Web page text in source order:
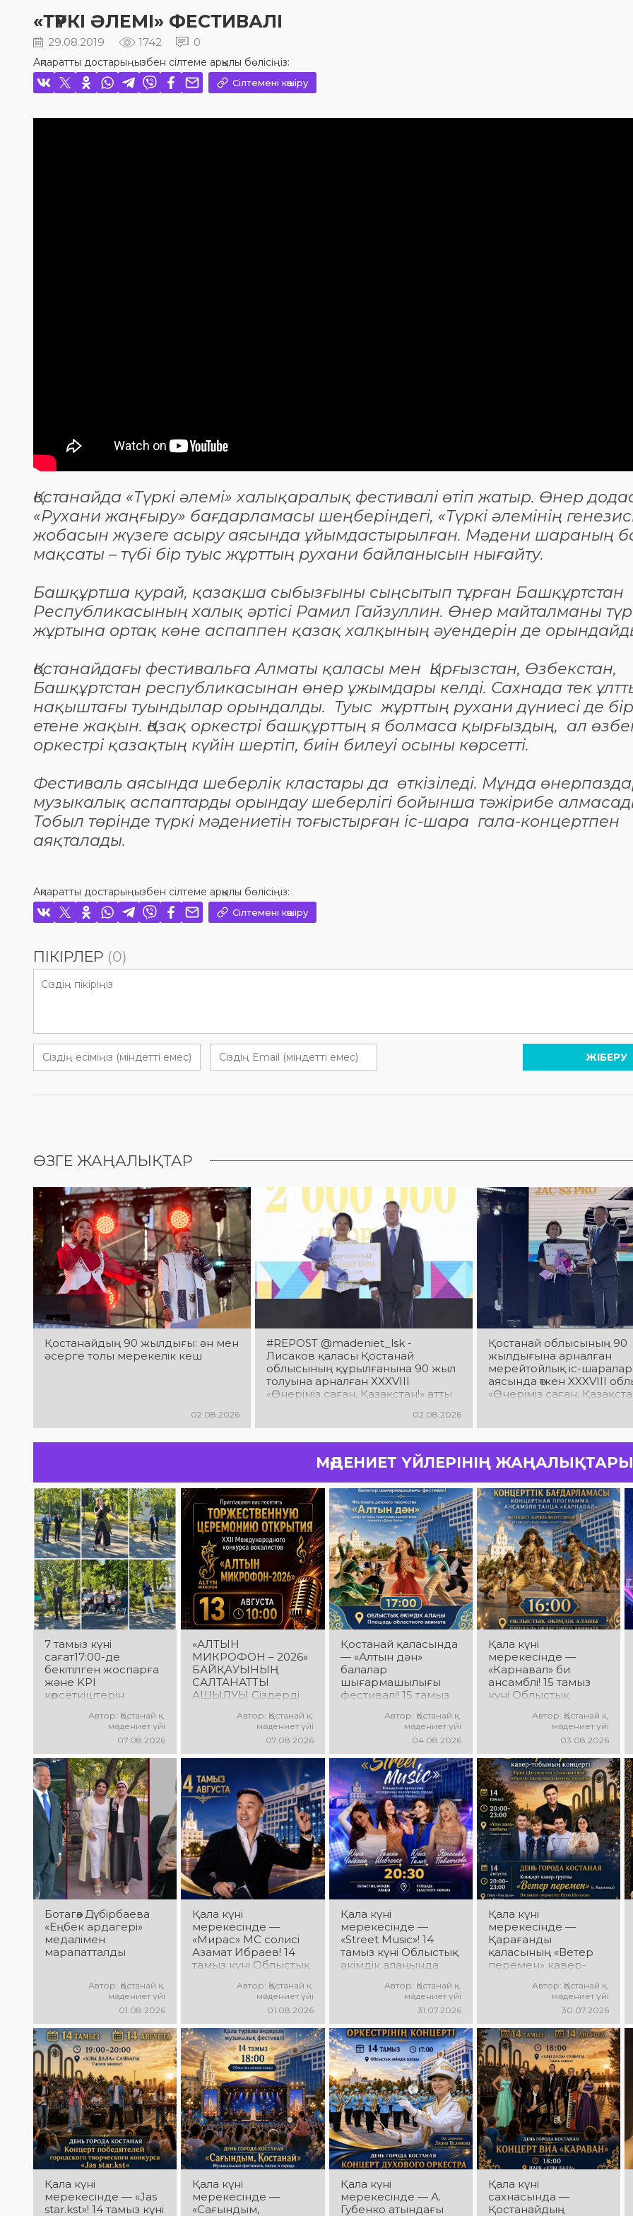
«ТҮРКІ ӘЛЕМІ» ФЕСТИВАЛІ
29.08.2019 1742 0
Ақпаратты достарыңызбен сілтеме арқылы бөлісіңіз:
Сілтемені көшіру
Қостанайда «Түркі әлемі» халықаралық фестивалі өтіп жатыр. Өнер
«Рухани жаңғыру» бағдарламасы шеңберіндегі, «Түркі әлемінің
жобасын жүзеге асыру аясында ұйымдастырылған. Мәдени шараның
мақсаты – түбі бір туыс жұрттың рухани байланысын нығайту.
Башқұртша қурай, қазақша сыбызғыны сыңсытып тұрған Башқұртстан
Республикасының халық әртісі Рамил Гайзуллин. Өнер майталманы
жұртына ортақ көне аспаппен қазақ халқының әуендерін де
Қостанайдағы фестивальға Алматы қаласы мен Қырғызстан, Өзбекстан,
Башқұртстан республикасынан өнер ұжымдары келді. Сахнада тек
нақыштағы туындылар орындалды. Туыс жұрттың рухани дүниесі де
етене жақын. Қазақ оркестрі башқұрттың я болмаса қырғыздың, ал
оркестрі қазақтың күйін шертіп, биін билеуі осыны көрсетті.
Фестиваль аясында шеберлік кластары да өткізіледі. Мұнда
музыкалық аспаптарды орындау шеберлігі бойынша тәжірибе
Тобыл төрінде түркі мәдениетін тоғыстырған іс-шара гала-концертпен
аяқталады.
Ақпаратты достарыңызбен сілтеме арқылы бөлісіңіз:
Сілтемені көшіру
ПІКІРЛЕР (0)
ЖІБЕРУ
ӨЗГЕ ЖАҢАЛЫҚТАР
Қостанайдың 90 жылдығы: ән мен
әсерге толы мерекелік кеш
02.08.2026
#REPOST @madeniet_lsk -
Лисаков қаласы Қостанай
облысының құрылғанына 90 жыл
толуына арналған XXXVIII
«Өнеріміз саған, Қазақстан!» атты
халық шығармашылығы байқау
фестивалі қорытындысы
бойынша жүлделі III орынға қол
жеткізді. Қаламыздың барша
мәдениет саласында тер төгіп
жүрген қызметкерлері мен
өнерпаздарын шын жүректен
құттықтаймыз!
02.08.2026
Қостанай облысының 90
жылдығына арналған
мерейтойлық іс-шаралар
аясында өткен XXXVIII
«Өнеріміз саған,
байқауының
салтанатты түрде
МӘДЕНИЕТ ҮЙЛЕРІНІҢ ЖАҢАЛЫҚТАРЫ
7 тамыз күні
сағат17:00-де
бекітілген жоспарға
және KPI
көрсеткіштерін
«Таза Қазақстан»
экологиялық
акциясына арналған
көшпелі концерт
Меңдіқара
ауданының Красная
Пресня ауылында
өткізілді
Автор: Қостанай қ.
мәдениет үйі
07.08.2026
«АЛТЫН
МИКРОФОН – 2026»
БАЙҚАУЫНЫҢ
САЛТАНАТТЫ
АШЫЛУЫ Сіздерді
«Алтын микрофон –
халықаралық
байқауының
салтанатты ашылу
рәсіміне шақырамыз!
Бұл күні түрлі
елдерден келген
талантты
орындаушылар бас
қосып, үлкен
шығармашылық
додаға жол ашады.
Әсем ән мен жарқын
әсерге толы өнер
мерекесінің куәсі
болыңыздар!
Келіңіздер, жас
таланттарға бірге
қолдау көрсетейік!
Автор: Қостанай қ.
мәдениет үйі
07.08.2026
Қостанай қаласында
— «Алтын дән»
балалар
шығармашылығы
фестивалі! 15 тамыз
әкімдік алаңында
«Даму бала»
жобасының балалар
шығармашылық
ұжымдары
қатысатын «Алтын
дән» фестивалі өтеді!
Сіздерді жас
таланттардың
жарқын өнері, әсем
әндер, әсерлі билер
мен мерекелік көңіл
күй күтеді!
Автор: Қостанай қ.
мәдениет үйі
04.08.2026
Қала күні
мерекесінде —
«Карнавал» би
ансамблі! 15 тамыз
күні Облыстық
«Карнавал» би
ансамблінің
бағдарламасы өтеді!
Ансамбль жетекшісі
— Шамиль
Фахрутдинов.
Сіздерді әсерлі
хореографиялық
қойылымдар,
жарқын бейнелер,
қуатты ырғақ пен
мерекелік көңіл күй
күтеді!
Автор: Қостанай қ.
мәдениет үйі
03.08.2026
Ботагөз Дүбірбаева
«Еңбек ардагері»
медалімен
марапатталды
Автор: Қостанай қ.
мәдениет үйі
01.08.2026
Қала күні
мерекесінде —
«Мирас» МС солисі
Азамат Ибраев! 14
тамыз күні Облыстық
Азамат Ибраевтың
бағдарламасы өтеді!
Сіздерді сүйікті
әндер, жарқын
орындау, қуатты
энергия мен көтеріңкі
мерекелік көңіл күй
күтеді!
Автор: Қостанай қ.
мәдениет үйі
01.08.2026
Қала күні
мерекесінде —
«Street Music»! 14
тамыз күні Облыстық
әкімдік алаңында
ұжымдарының
«Street Music»
бағдарламасы өтеді!
Сіздерді заманауи
музыка, жарқын
орындаулар, қуатты
энергия мен көтеріңкі
мерекелік көңіл күй
күтеді!
Автор: Қостанай қ.
мәдениет үйі
31.07.2026
Қала күні
мерекесінде —
Қарағанды
қаласының «Ветер
перемен» кавер-
«Ұлы Дала»
саябағында Юрий
Шатунов пен
«Ласковый май»
тобының
шығармашылығына
арналған концерт
өтеді! Сіздерді көпшілік
сүйіп тыңдайтын
әндер, жылы
естеліктер мен
ерекше музыкалық
атмосфера күтеді!
Автор: Қостанай қ.
мәдениет үйі
30.07.2026
Қала күні
мерекесінде — «Jas
star.kst»! 14 тамыз күні
Қала күні
мерекесінде —
«Сағындым,
Қала күні
мерекесінде — А.
Губенко атындағы
Қала күні
сахнасында —
Қостанайдың